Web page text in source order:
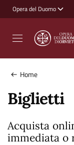
Vai ai contenuti
Vai al footer
Opera del Duomo
Home
Biglietti
Acquista
immediata o